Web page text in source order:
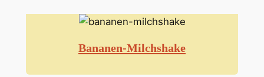
Bananen-Milchshake